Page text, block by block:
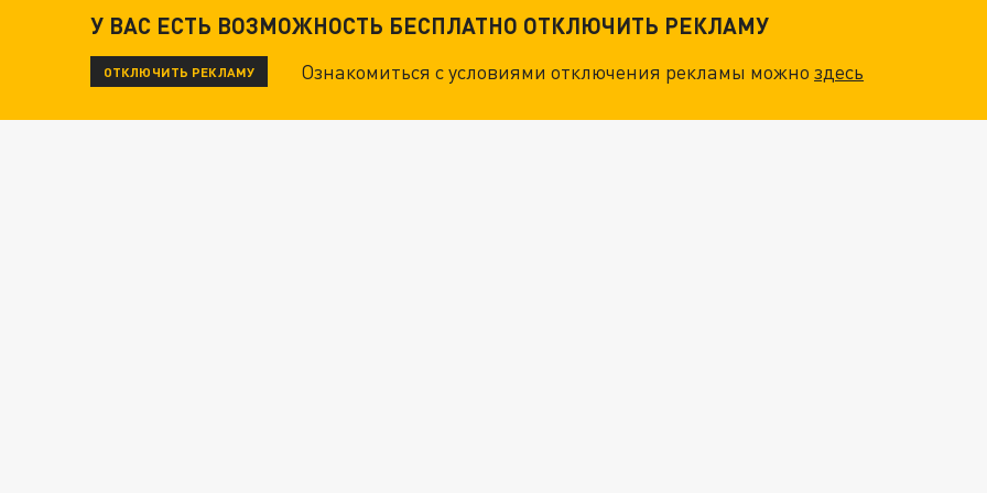
У ВАС ЕСТЬ ВОЗМОЖНОСТЬ БЕСПЛАТНО ОТКЛЮЧИТЬ РЕКЛАМУ
ОТКЛЮЧИТЬ РЕКЛАМУ Ознакомиться с условиями отключения рекламы можноздесь